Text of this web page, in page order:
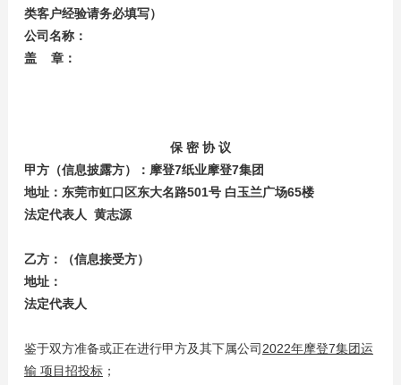
类客户经验请务必填写）
公司名称：
盖 章：
保 密 协 议
甲方（信息披露方）：摩登7纸业摩登7集团
地址：东莞市虹口区东大名路501号 白玉兰广场65楼
法定代表人 黄志源
乙方：（信息接受方）
地址：
法定代表人
鉴于双方准备或正在进行甲方及其下属公司2022年摩登7集团运
输 项目招投标；